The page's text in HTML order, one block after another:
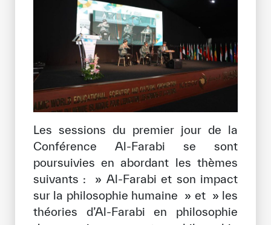
Les sessions du premier jour de la
Conférence Al-Farabi se sont
poursuivies en abordant les thèmes
suivants : » Al-Farabi et son impact
sur la philosophie humaine » et » les
théories d’Al-Farabi en philosophie